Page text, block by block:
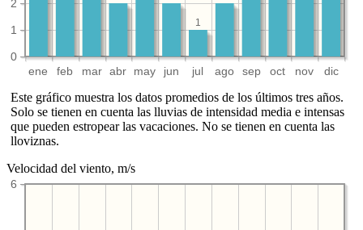
ene feb mar abr may jun jul ago sep oct nov dic
0
1
2
1
Este gráfico muestra los datos promedios de los últimos tres años.
Solo se tienen en cuenta las lluvias de intensidad media e intensas
que pueden estropear las vacaciones. No se tienen en cuenta las
lloviznas.
Velocidad del viento, m/s
6